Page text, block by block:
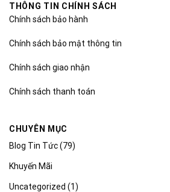
THÔNG TIN CHÍNH SÁCH
Chính sách bảo hành
Chính sách bảo mật thông tin
Chính sách giao nhận
Chính sách thanh toán
CHUYÊN MỤC
Blog Tin Tức(79)
Khuyến Mãi
Uncategorized (1)